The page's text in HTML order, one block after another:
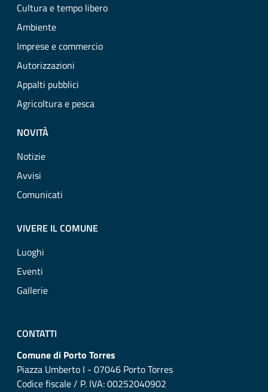
Cultura e tempo libero
Ambiente
Imprese e commercio
Autorizzazioni
Appalti pubblici
Agricoltura e pesca
NOVITÀ
Notizie
Avvisi
Comunicati
VIVERE IL COMUNE
Luoghi
Eventi
Gallerie
CONTATTI
Comune di Porto Torres
Piazza Umberto I - 07046 Porto Torres
Codice fiscale / P. IVA: 00252040902